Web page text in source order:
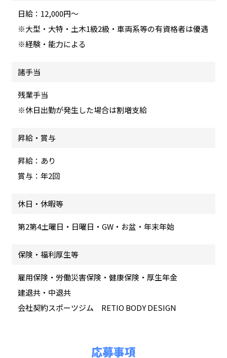
日給：12,000円～
※大型・大特・土木1級2級・車両系等の有資格者は優遇
※経験・能力による
諸手当
残業手当
※休日出勤が発生した場合は割増支給
昇給・賞与
昇給：あり
賞与：年2回
休日・休暇等
第2第4土曜日・日曜日・GW・お盆・年末年始
保険・福利厚生等
雇用保険・労働災害保険・健康保険・厚生年金
建退共・中退共
会社契約スポーツジム RETIO BODY DESIGN
応募事項